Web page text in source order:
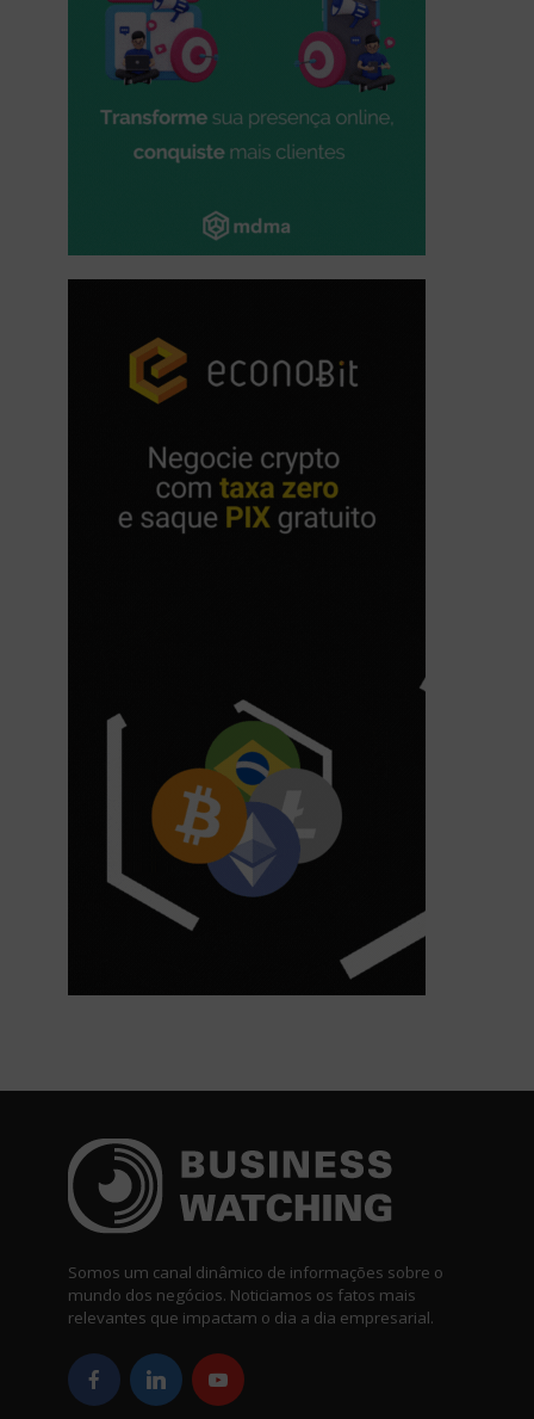
Somos um canal dinâmico de informações sobre o
mundo dos negócios. Noticiamos os fatos mais
relevantes que impactam o dia a dia empresarial.